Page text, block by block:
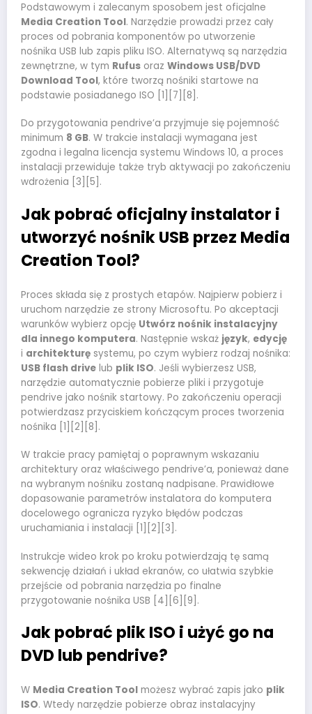
Podstawowym i zalecanym sposobem jest oficjalne
Media Creation Tool. Narzędzie prowadzi przez cały
proces od pobrania komponentów po utworzenie
nośnika USB lub zapis pliku ISO. Alternatywą są narzędzia
zewnętrzne, w tym Rufus oraz Windows USB/DVD
Download Tool, które tworzą nośniki startowe na
podstawie posiadanego ISO [1][7][8].
Do przygotowania pendrive’a przyjmuje się pojemność
minimum 8 GB. W trakcie instalacji wymagana jest
zgodna i legalna licencja systemu Windows 10, a proces
instalacji przewiduje także tryb aktywacji po zakończeniu
wdrożenia [3][5].
Jak pobrać oficjalny instalator i
utworzyć nośnik USB przez Media
Creation Tool?
Proces składa się z prostych etapów. Najpierw pobierz i
uruchom narzędzie ze strony Microsoftu. Po akceptacji
warunków wybierz opcję Utwórz nośnik instalacyjny
dla innego komputera. Następnie wskaż język, edycję
i architekturę systemu, po czym wybierz rodzaj nośnika:
USB flash drive lub plik ISO. Jeśli wybierzesz USB,
narzędzie automatycznie pobierze pliki i przygotuje
pendrive jako nośnik startowy. Po zakończeniu operacji
potwierdzasz przyciskiem kończącym proces tworzenia
nośnika [1][2][8].
W trakcie pracy pamiętaj o poprawnym wskazaniu
architektury oraz właściwego pendrive’a, ponieważ dane
na wybranym nośniku zostaną nadpisane. Prawidłowe
dopasowanie parametrów instalatora do komputera
docelowego ogranicza ryzyko błędów podczas
uruchamiania i instalacji [1][2][3].
Instrukcje wideo krok po kroku potwierdzają tę samą
sekwencję działań i układ ekranów, co ułatwia szybkie
przejście od pobrania narzędzia po finalne
przygotowanie nośnika USB [4][6][9].
Jak pobrać plik ISO i użyć go na
DVD lub pendrive?
W Media Creation Tool możesz wybrać zapis jako plik
ISO. Wtedy narzędzie pobierze obraz instalacyjny